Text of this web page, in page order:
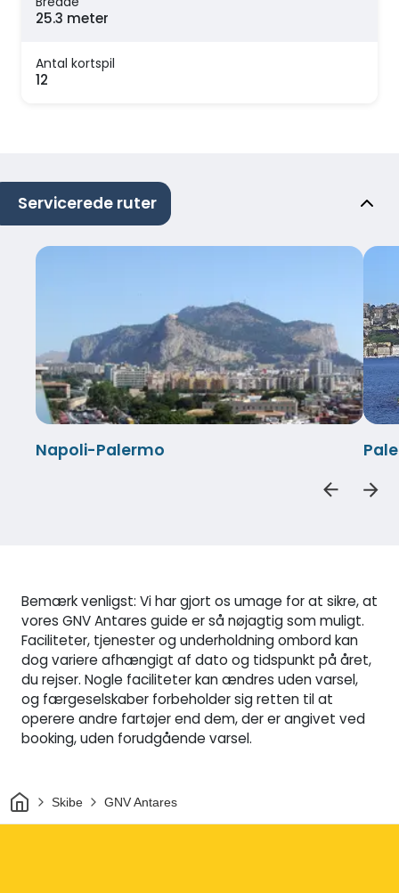
25.3 meter
Antal kortspil
12
Servicerede ruter
Napoli-Palermo
Bemærk venligst: Vi har gjort os umage for at sikre, at
vores GNV Antares guide er så nøjagtig som muligt.
Faciliteter, tjenester og underholdning ombord kan
dog variere afhængigt af dato og tidspunkt på året,
du rejser. Nogle faciliteter kan ændres uden varsel,
og færgeselskaber forbeholder sig retten til at
operere andre fartøjer end dem, der er angivet ved
booking, uden forudgående varsel.
HjemSkibe GNV Antares